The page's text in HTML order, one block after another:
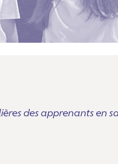
des apprenants en